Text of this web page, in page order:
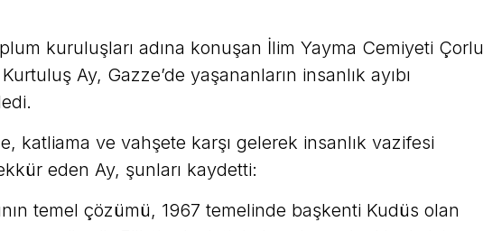
kuruluşları adına konuşan İlim Yayma Cemiyeti Çorlu
Ay, Gazze’de yaşananların insanlık ayıbı
katliama ve vahşete karşı gelerek insanlık vazifesi
eden Ay, şunları kaydetti:
temel çözümü, 1967 temelinde başkenti Kudüs olan